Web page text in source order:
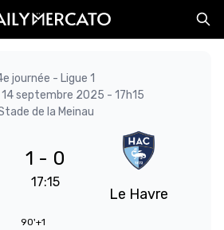
journée - Ligue 1
14 septembre 2025 - 17h15
de la Meinau
1 - 0
17:15
Le Havre
90'+1